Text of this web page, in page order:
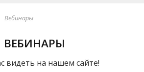
Вебинары
ВЕБИНАРЫ
видеть на нашем сайте!